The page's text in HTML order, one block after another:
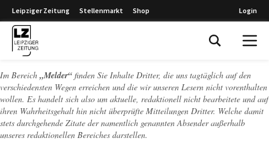
Leipziger Zeitung Stellenmarkt Shop Login
Im Bereich „Melder“ finden Sie Inhalte Dritter, die uns tagtäglich auf den
verschiedensten Wegen erreichen und die wir unseren Lesern nicht vorenthalten
wollen. Es handelt sich also um aktuelle, redaktionell nicht bearbeitete und auf
ihren Wahrheitsgehalt hin nicht überprüfte Mitteilungen Dritter. Welche damit
stets durchgehende Zitate der namentlich genannten Absender außerhalb
unseres redaktionellen Bereiches darstellen.